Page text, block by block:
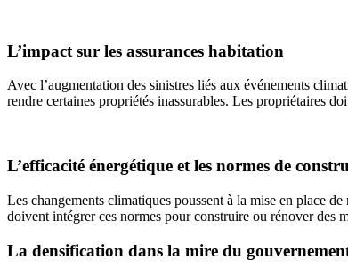
L’impact sur les assurances habitation
Avec l’augmentation des sinistres liés aux événements
rendre certaines propriétés inassurables. Les propriétaires
L’efficacité énergétique et les normes de
Les changements climatiques poussent à la mise en place
doivent intégrer ces normes pour construire ou rénover des
La densification dans la mire du